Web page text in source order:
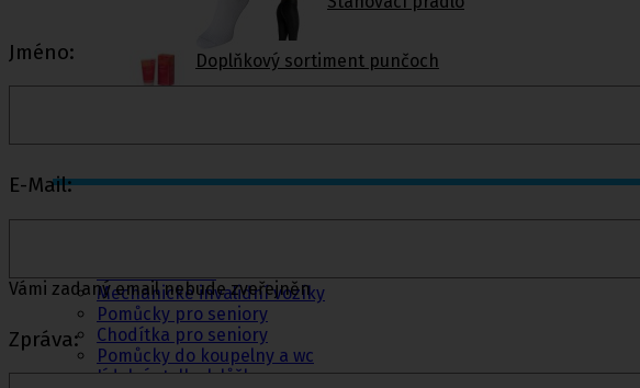
Doplňkový sortiment punčoch
Mechanické invalidní vozíky
Pomůcky pro seniory
Chodítka pro seniory
Pomůcky do koupelny a wc
Jídelní stolky k lůžku
Jméno:
E-Mail:
Vámi zadaný email nebude zveřejněn
Zpráva: